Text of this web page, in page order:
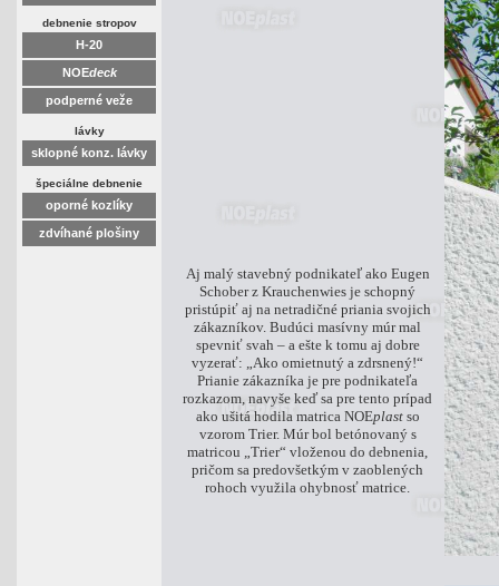
debnenie stropov
H-20
NOEdeck
podperné veže
lávky
sklopné konz. lávky
špeciálne debnenie
oporné kozlíky
zdvíhané plošiny
Aj malý stavebný podnikateľ ako Eugen
Schober z Krauchenwies je schopný
pristúpiť aj na netradičné priania svojich
zákazníkov. Budúci masívny múr mal
spevniť svah – a ešte k tomu aj dobre
vyzerať: „Ako omietnutý a zdrsnený!“
Prianie zákazníka je pre podnikateľa
rozkazom, navyše keď sa pre tento prípad
ako ušitá hodila matrica NOEplastso
vzorom Trier. Múr bol betónovaný s
matricou „Trier“ vloženou do debnenia,
pričom sa predovšetkým v zaoblených
rohoch využila ohybnosť matrice.